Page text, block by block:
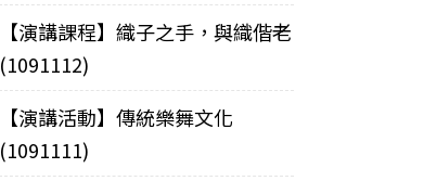
【演講課程】織子之手，與織偕老
(1091112)
【演講活動】傳統樂舞文化
(1091111)